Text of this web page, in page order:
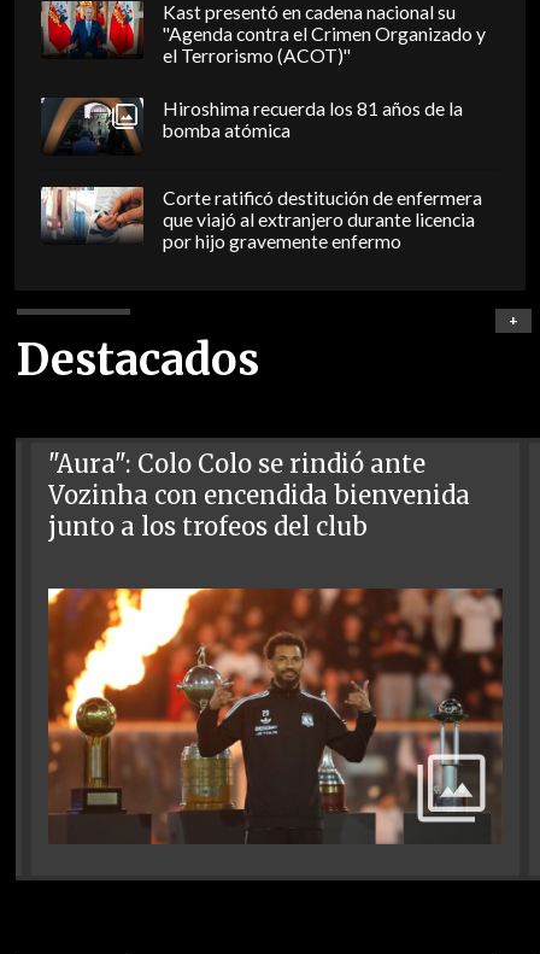
Kast presentó en cadena nacional su
"Agenda contra el Crimen Organizado y
el Terrorismo (ACOT)"
Hiroshima recuerda los 81 años de la
bomba atómica
Corte ratificó destitución de enfermera
que viajó al extranjero durante licencia
por hijo gravemente enfermo
Destacados
+
"Aura": Colo Colo se rindió ante
Vozinha con encendida bienvenida
junto a los trofeos del club